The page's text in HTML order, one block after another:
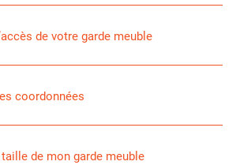
de votre garde meuble
coordonnées
de mon garde meuble